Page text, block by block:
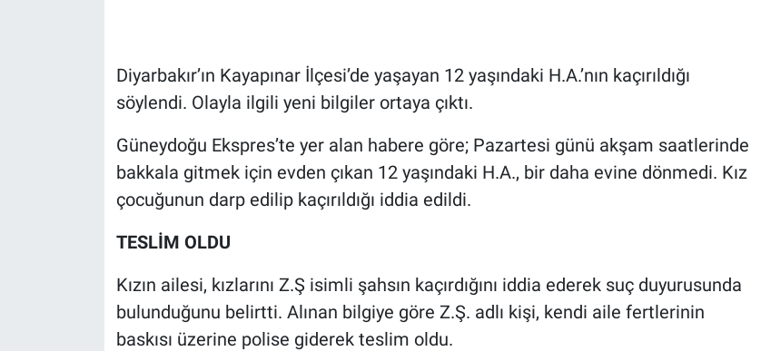
Diyarbakır’ın Kayapınar İlçesi’de yaşayan 12 yaşındaki H.A.’nın kaçırıldığı
söylendi. Olayla ilgili yeni bilgiler ortaya çıktı.
Güneydoğu Ekspres’te yer alan habere göre; Pazartesi günü akşam saatlerinde
bakkala gitmek için evden çıkan 12 yaşındaki H.A., bir daha evine dönmedi. Kız
çocuğunun darp edilip kaçırıldığı iddia edildi.
TESLİM OLDU
Kızın ailesi, kızlarını Z.Ş isimli şahsın kaçırdığını iddia ederek suç duyurusunda
bulunduğunu belirtti. Alınan bilgiye göre Z.Ş. adlı kişi, kendi aile fertlerinin
baskısı üzerine polise giderek teslim oldu.
Günün görüntüsü
Koronavirüs
Kültür Sanat